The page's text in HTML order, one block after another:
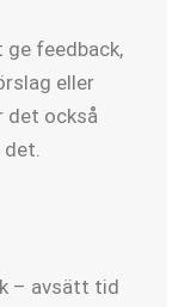
feedback,
eller
det också
– avsätt tid